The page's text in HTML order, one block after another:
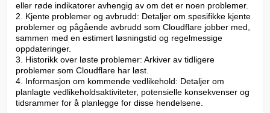
eller røde indikatorer avhengig av om det er noen problemer.
2. Kjente problemer og avbrudd: Detaljer om spesifikke kjente
problemer og pågående avbrudd som Cloudflare jobber med,
sammen med en estimert løsningstid og regelmessige
oppdateringer.
3. Historikk over løste problemer: Arkiver av tidligere
problemer som Cloudflare har løst.
4. Informasjon om kommende vedlikehold: Detaljer om
planlagte vedlikeholdsaktiviteter, potensielle konsekvenser og
tidsrammer for å planlegge for disse hendelsene.